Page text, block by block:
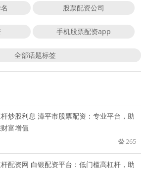
股票配资公司
手机股票配资app
全部话题标签
炒股利息 漳平市股票配资：专业平台，助
富增值
265
配资网 白银配资平台：低门槛高杠杆，助